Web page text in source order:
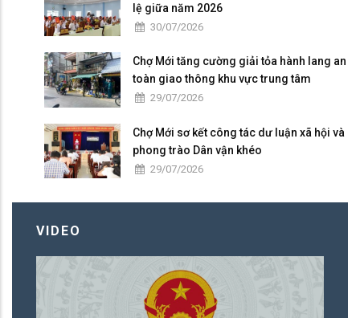
lệ giữa năm 2026
30/07/2026
Chợ Mới tăng cường giải tỏa hành lang an
toàn giao thông khu vực trung tâm
29/07/2026
Chợ Mới sơ kết công tác dư luận xã hội và
phong trào Dân vận khéo
29/07/2026
VIDEO